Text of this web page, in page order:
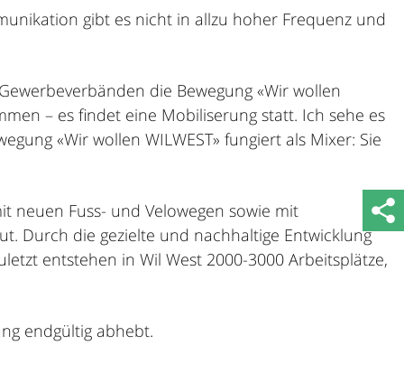
gibt es nicht in allzu hoher Frequenz und
die Bewegung «Wir wollen
– es findet eine Mobiliserung statt. Ich sehe es
«Wir wollen WILWEST» fungiert als Mixer: Sie
neuen Fuss- und Velowegen sowie mit
Durch die gezielte und nachhaltige Entwicklung
entstehen in Wil West 2000-3000 Arbeitsplätze,
endgültig abhebt.